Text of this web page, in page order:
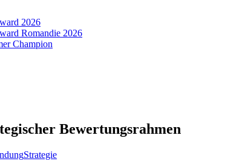
2026
Romandie 2026
Champion
Bewertungsrahmen
Strategie